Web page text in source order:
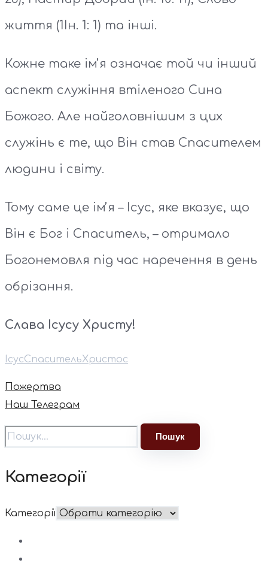
життя (1Ін. 1: 1) та інші.
Кожне таке імʼя означає той чи інший
аспект служіння втіленого Сина
Божого. Але найголовнішим з цих
служінь є те, що Він став Спасителем
людини і світу.
Тому саме це імʼя – Ісус, яке вказує, що
Він є Бог і Спаситель, – отримало
Богонемовля під час наречення в день
обрізання.
Слава Ісусу Христу!
ІсусСпасительХристос
Пожертва
Наш Телеграм
Категорії
Категорії